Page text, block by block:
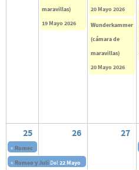
maravillas)
19 Mayo 2026
20 Mayo 2026
Wunderkammer
(cámara de
maravillas)
20 Mayo 2026
25 26 27
« Romeo y Juli
« Romeo y Juli Del 22 Mayo 2026